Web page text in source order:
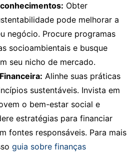
Obter
pode melhorar a
negócio. Procure programas
socioambientais e busque
seu nicho de mercado.
Alinhe suas práticas
sustentáveis. Invista em
o bem-estar social e
estratégias para financiar
fontes responsáveis. Para mais
guia sobre finanças